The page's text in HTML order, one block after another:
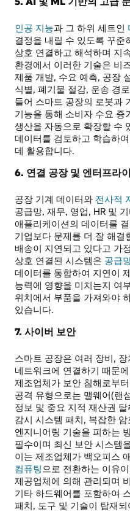
인공 지능과 그 하위 세트인
결정을 내릴 수 있도록 꾸준
상호 연결하고 해석하며 지
환경에서 이러한 기술은 비
제품 개발, 수요 예측, 공장
식별, 폐기물 절감, 운송 경
들어 스마트 공장의 로봇과
기능을 통해 소비자 수요 증
생산을 자동으로 확장할 수
데이터를 검토하고 학습하
데 활용합니다.
6. 연결 공장 및 엔터프라
공장 기계 데이터와 전사적
공급망, 재무, 영업, HR 및
애플리케이션의 데이터를
기업보다 문제를 더 잘 해결
배송이 지연되고 있다고 가
상호 연결된 시스템은 공급
데이터를 통합하여 지연이
능력에 영향을 미치는지 여
위치에서 부품을 가져와야
있습니다.
7. 사이버 보안
스마트 공장은 여러 장비,
네트워크에 연결하기 때문
제조업체가 보안 침해로부
공격 유형으로는 맬웨어(랜
정보 및 중요 지적 재산권
감시 시스템 패치, 복잡한
엔지니어링 기술을 피하는
필수이며 최신 보안 시스템
이는 제조업체가 백오피스
컴퓨팅으로 전환하는 이유
제공업체에 의해 관리되며
기타 하드웨어를 포함하여
패치, 도구 및 기술이 탑재